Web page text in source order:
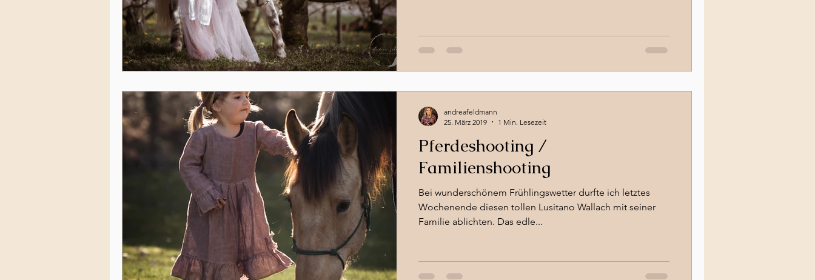
Familienfotografin Bern Kind/Pony Mini-Shooting
Schwangerschaftsshooting Babyfotografin Bern Tierfotografie Bern Pferdeshooting Bern
Babybauchshooting Bern Mutter/Tochter Shooting Bern Couple-Shoot Fotografieliebe
Pferdeshooting /
Familienshooting
Bei wunderschönem Frühlingswetter durfte ich letztes
Wochenende diesen tollen Lusitano Wallach mit seiner
Familie ablichten. Das edle...
andreafeldmann
25. März 2019
1 Min. Lesezeit